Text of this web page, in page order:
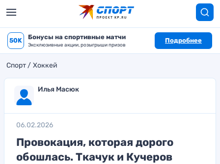
50K Бонусы на спортивные матчи
Эксклюзивные акции, розыгрыши призов
Подробнее
Спорт Хоккей
Илья Масюк
06.02.2026
Провокация, которая дорого
обошлась. Ткачук и Кучеров